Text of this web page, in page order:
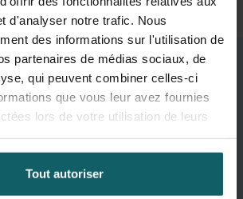
d'analyser notre trafic. Nous
des informations sur l'utilisation de
partenaires de médias sociaux, de
qui peuvent combiner celles-ci
que vous leur avez fournies
lors de votre utilisation de leurs
Tout autoriser
recherche